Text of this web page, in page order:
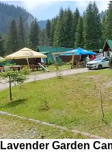
Lavender Garden